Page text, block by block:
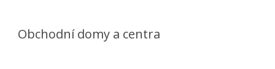
Obchodní domy a centra